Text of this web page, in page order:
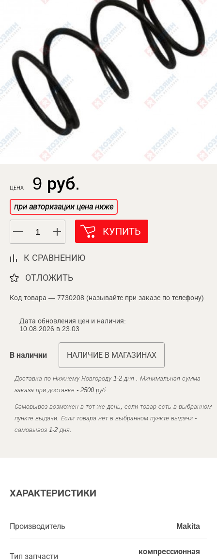
ЦЕНА 9 руб.
при авторизации цена ниже
КУПИТЬ
К СРАВНЕНИЮ
ОТЛОЖИТЬ
Код товара — 7730208 (называйте при заказе по телефону)
Дата обновления цен и наличия:
10.08.2026 в 23:03
В наличии НАЛИЧИЕ В МАГАЗИНАХ
Доставка по Нижнему Новгороду 1-2 дня . Минимальная сумма
заказа при доставке - 2500 руб.
Самовывоз возможен в тот же день, если товар есть в выбранном
пункте выдачи. Если товара нет в выбранном пункте выдачи -
самовывоз 1-2 дня.
ХАРАКТЕРИСТИКИ
Производитель Makita
Тип запчасти
компрессионная